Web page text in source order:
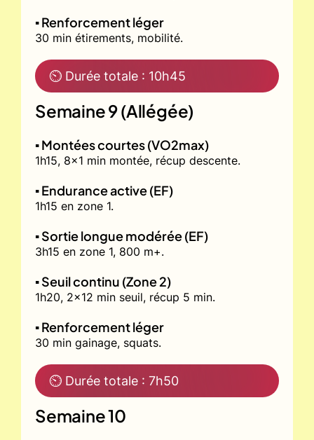
▪️ Renforcement léger
30 min étirements, mobilité.
⏲ Durée totale : 10h45
Semaine 9 (Allégée)
▪️ Montées courtes (VO2max)
1h15, 8x1 min montée, récup descente.
▪️ Endurance active (EF)
1h15 en zone 1.
▪️ Sortie longue modérée (EF)
3h15 en zone 1, 800 m+.
▪️ Seuil continu (Zone 2)
1h20, 2x12 min seuil, récup 5 min.
▪️ Renforcement léger
30 min gainage, squats.
⏲ Durée totale : 7h50
Semaine 10